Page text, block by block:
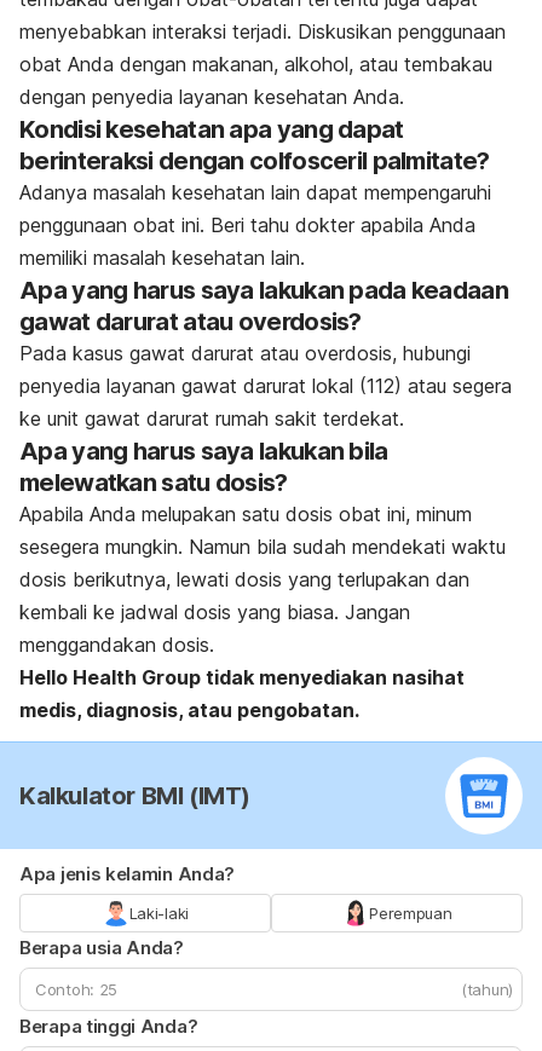
menyebabkan interaksi terjadi. Diskusikan penggunaan
obat Anda dengan makanan, alkohol, atau tembakau
dengan penyedia layanan kesehatan Anda.
Kondisi kesehatan apa yang dapat
berinteraksi dengan colfosceril palmitate?
Adanya masalah kesehatan lain dapat mempengaruhi
penggunaan obat ini. Beri tahu dokter apabila Anda
memiliki masalah kesehatan lain.
Apa yang harus saya lakukan pada keadaan
gawat darurat atau overdosis?
Pada kasus gawat darurat atau overdosis, hubungi
penyedia layanan gawat darurat lokal (112) atau segera
ke unit gawat darurat rumah sakit terdekat.
Apa yang harus saya lakukan bila
melewatkan satu dosis?
Apabila Anda melupakan satu dosis obat ini, minum
sesegera mungkin. Namun bila sudah mendekati waktu
dosis berikutnya, lewati dosis yang terlupakan dan
kembali ke jadwal dosis yang biasa. Jangan
menggandakan dosis.
Hello Health Group tidak menyediakan nasihat
medis, diagnosis, atau pengobatan.
Kalkulator BMI (IMT)
Apa jenis kelamin Anda?
Laki-laki Perempuan
Berapa usia Anda?
(tahun)
Berapa tinggi Anda?